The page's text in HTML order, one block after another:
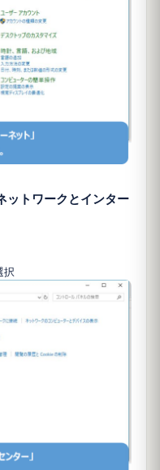
ットワークとインター
択